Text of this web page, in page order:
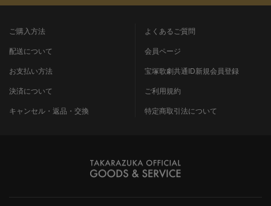
ご購入方法
配送について
お支払い方法
決済について
キャンセル・返品・交換
よくあるご質問
会員ページ
宝塚歌劇共通ID新規会員登録
ご利用規約
特定商取引法について